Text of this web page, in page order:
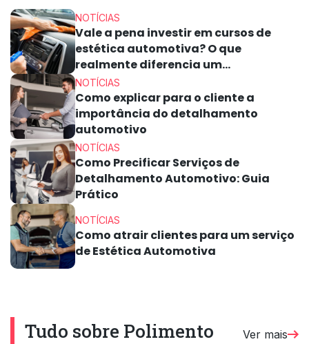
litorâneo representa um dos maiores desafios para a
estética automotiva. Sal, areia, maresia, vento úmido e
resíduos orgânicos podem causar danos profundos à
pintura, às rodas, ao interior e até às partes metálicas
do veículo. Por isso, entender […]
NOTÍCIAS
Vale a pena investir em cursos de
estética automotiva? O que
realmente diferencia um
profissional?
NOTÍCIAS
Como explicar para o cliente a
importância do detalhamento
automotivo
NOTÍCIAS
Como Precificar Serviços de
Detalhamento Automotivo: Guia
Prático
NOTÍCIAS
Como atrair clientes para um serviço
de Estética Automotiva
Tudo sobre Polimento Ver mais